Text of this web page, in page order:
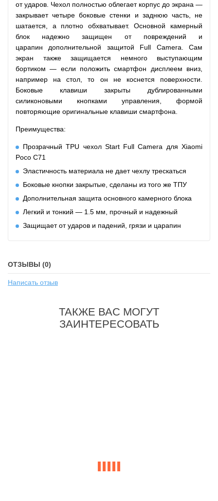
от ударов. Чехол полностью облегает корпус до экрана —
закрывает четыре боковые стенки и заднюю часть, не
шатается, а плотно обхватывает. Основной камерный
блок надежно защищен от повреждений и
царапин дополнительной защитой Full Camera. Сам
экран также защищается немного выступающим
бортиком — если положить смартфон дисплеем вниз,
например на стол, то он не коснется поверхности.
Боковые клавиши закрыты дублированными
силиконовыми кнопками управления, формой
повторяющие оригинальные клавиши смартфона.
Преимущества:
Прозрачный TPU чехол Start Full Camera для Xiaomi
Poco C71
Эластичность материала не дает чехлу трескаться
Боковые кнопки закрытые, сделаны из того же ТПУ
Дополнительная защита основного камерного блока
Легкий и тонкий — 1.5 мм, прочный и надежный
Защищает от ударов и падений, грязи и царапин
ОТЗЫВЫ (0)
Написать отзыв
ТАКЖЕ ВАС МОГУТ
ЗАИНТЕРЕСОВАТЬ